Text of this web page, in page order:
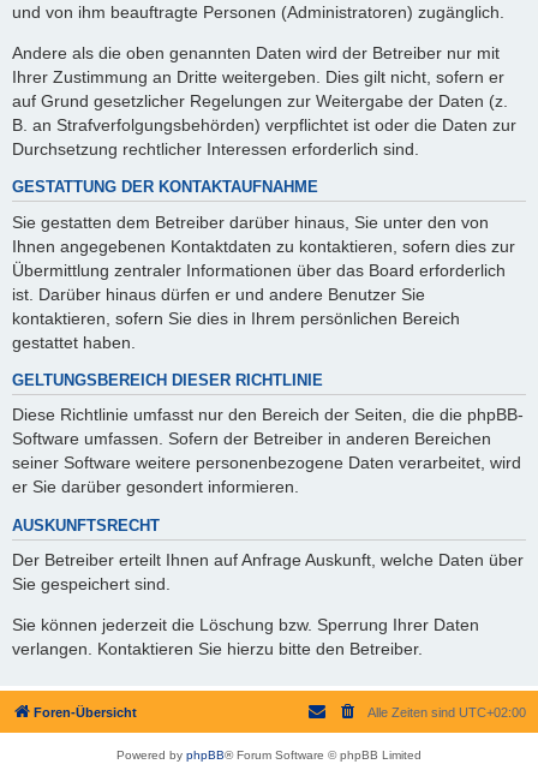
und von ihm beauftragte Personen (Administratoren) zugänglich.
Andere als die oben genannten Daten wird der Betreiber nur mit
Ihrer Zustimmung an Dritte weitergeben. Dies gilt nicht, sofern er
auf Grund gesetzlicher Regelungen zur Weitergabe der Daten (z.
B. an Strafverfolgungsbehörden) verpflichtet ist oder die Daten zur
Durchsetzung rechtlicher Interessen erforderlich sind.
GESTATTUNG DER KONTAKTAUFNAHME
Sie gestatten dem Betreiber darüber hinaus, Sie unter den von
Ihnen angegebenen Kontaktdaten zu kontaktieren, sofern dies zur
Übermittlung zentraler Informationen über das Board erforderlich
ist. Darüber hinaus dürfen er und andere Benutzer Sie
kontaktieren, sofern Sie dies in Ihrem persönlichen Bereich
gestattet haben.
GELTUNGSBEREICH DIESER RICHTLINIE
Diese Richtlinie umfasst nur den Bereich der Seiten, die die phpBB-
Software umfassen. Sofern der Betreiber in anderen Bereichen
seiner Software weitere personenbezogene Daten verarbeitet, wird
er Sie darüber gesondert informieren.
AUSKUNFTSRECHT
Der Betreiber erteilt Ihnen auf Anfrage Auskunft, welche Daten über
Sie gespeichert sind.
Sie können jederzeit die Löschung bzw. Sperrung Ihrer Daten
verlangen. Kontaktieren Sie hierzu bitte den Betreiber.
Foren-Übersicht Alle Zeiten sind UTC+02:00
Powered by phpBB® Forum Software © phpBB Limited